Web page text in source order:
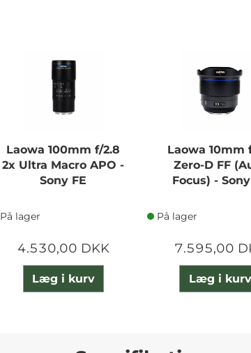
Laowa 100mm f/2.8
2x Ultra Macro APO -
Sony FE
På lager
4.530,00 DKK
Læg i kurv
Laowa 10mm
Zero-D FF
Focus) -
På lager
7.595,00
Læg i kurv